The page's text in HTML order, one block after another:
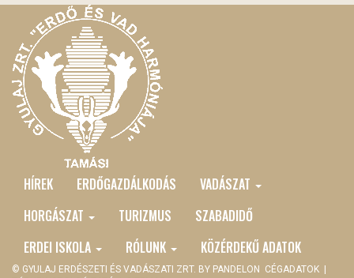
MAIN
MENU
HÍREK ERDŐGAZDÁLKODÁS
VADÁSZAT
HORGÁSZAT
TURIZMUS
SZABADIDŐ
ERDEI ISKOLA
RÓLUNK KÖZÉRDEKŰ ADATOK
© GYULAJ ERDÉSZETI ÉS VADÁSZATI ZRT. BY PANDELON CÉGADATOK